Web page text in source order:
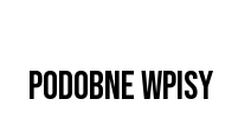
Podobne Wpisy